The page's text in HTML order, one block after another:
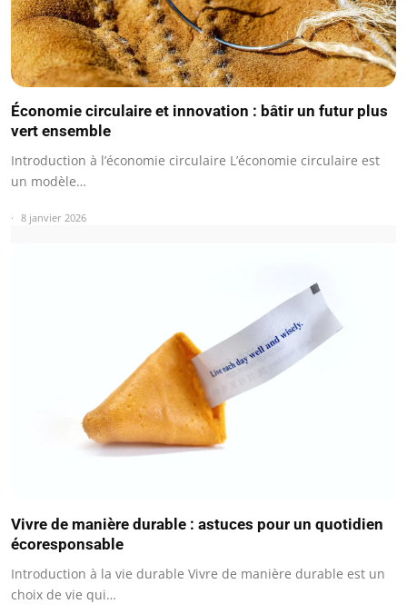
Économie circulaire et innovation : bâtir un futur plus
vert ensemble
Introduction à l’économie circulaire L’économie circulaire est
un modèle…
8 janvier 2026
Vivre de manière durable : astuces pour un quotidien
écoresponsable
Introduction à la vie durable Vivre de manière durable est un
choix de vie qui…